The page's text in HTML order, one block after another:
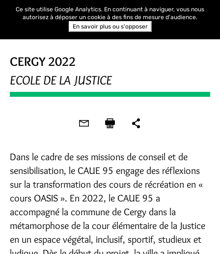
CERGY 2022
ECOLE DE LA JUSTICE
Dans le cadre de ses missions de conseil et de
sensibilisation, le CAUE 95 engage des réflexions
sur la transformation des cours de récréation en «
cours OASIS ». En 2022, le CAUE 95 a
accompagné la commune de Cergy dans la
métamorphose de la cour élémentaire de la Justice
en un espace végétal, inclusif, sportif, studieux et
Ce site utilise Google Analytics. En continuant à naviguer, vous nous
autorisez à déposer un cookie à des fins de mesure d'audience.
En savoir plus ou s'opposer